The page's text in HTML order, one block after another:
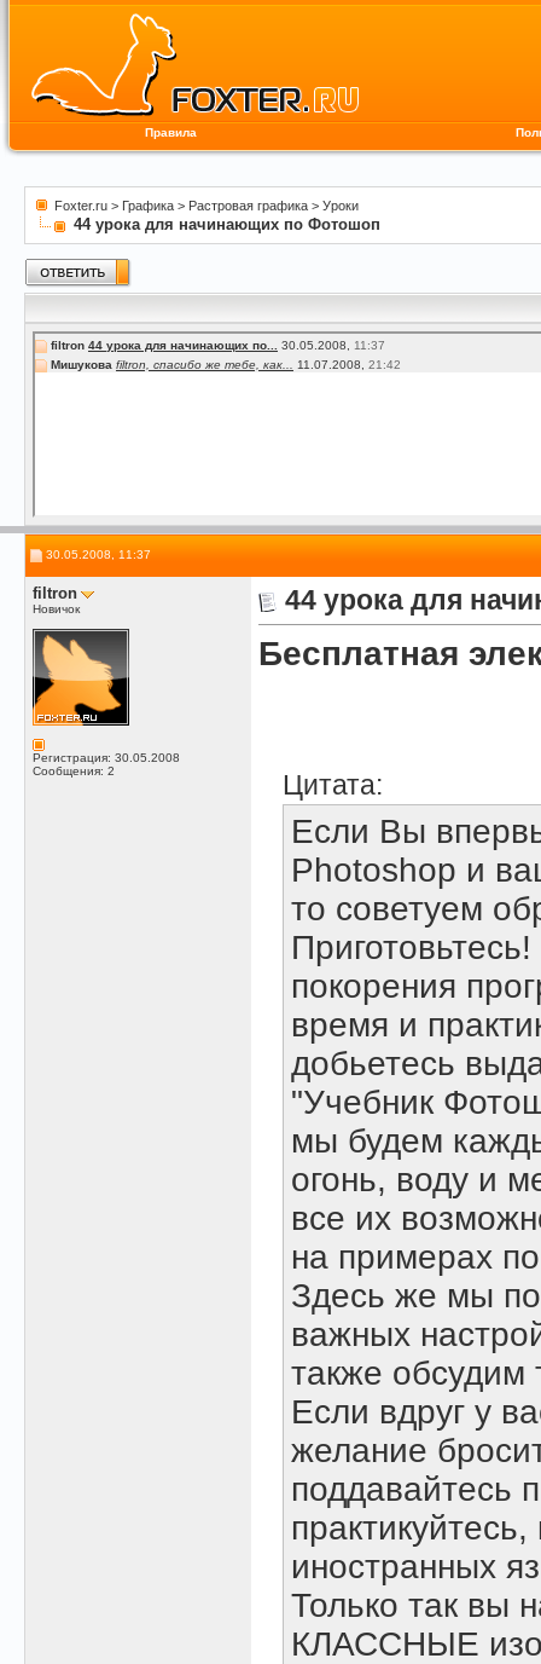
Правила
Foxter.ru > Графика > Растровая графика > Уроки
44 урока для начинающих по Фотошоп
filtron 44 урока для начинающих по... 30.05.2008, 11:37
Мишукова filtron, спасибо же тебе, как... 11.07.2008, 21:42
30.05.2008, 11:37
filtron
Новичок
Регистрация: 30.05.2008
Сообщения: 2
44 урока для
Бесплатная
Цитата:
Если Вы
Photoshop и
то советуем
покорения
время и
добьетесь
"Учебник
мы будем
огонь, воду и
все их
на примерах
Здесь же мы
важных
также обсудим
Если вдруг у
желание
поддавайтесь
иностранных
Только так вы
КЛАССНЫЕ